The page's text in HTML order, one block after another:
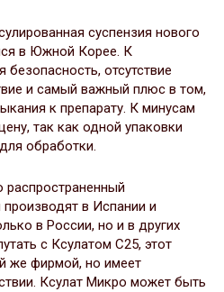
суспензия нового
в Южной Корее. К
отсутствие
и самый важный плюс в том,
к препарату. К минусам
так как одной упаковки
обработки.
в Испании и
в России, но и в других
с Ксулатом С25, этот
же фирмой, но имеет
Ксулат Микро может быть